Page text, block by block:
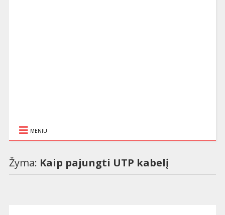
MENIU
Žyma: Kaip pajungti UTP kabelį